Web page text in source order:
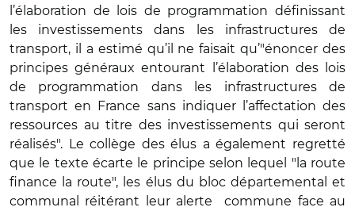
l’élaboration de lois de programmation définissant
les investissements dans les infrastructures de
transport, il a estimé qu’il ne faisait qu’"énoncer des
principes généraux entourant l’élaboration des lois
de programmation dans les infrastructures de
transport en France sans indiquer l’affectation des
ressources au titre des investissements qui seront
réalisés". Le collège des élus a également regretté
que le texte écarte le principe selon lequel "la route
finance la route", les élus du bloc départemental et
communal réitérant leur alerte commune face au